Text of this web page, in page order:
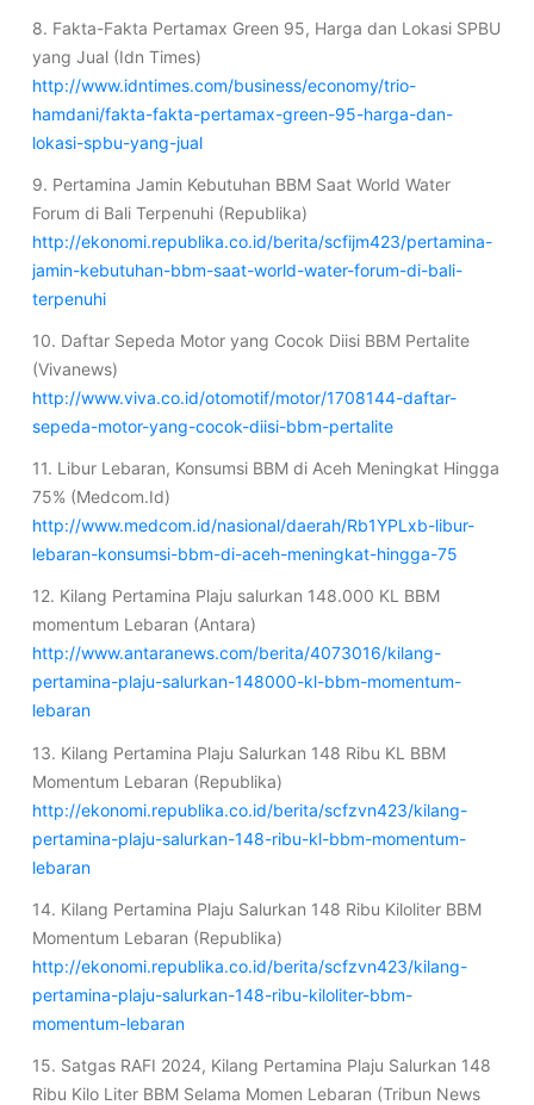
8. Fakta-Fakta Pertamax Green 95, Harga dan Lokasi SPBU
yang Jual (Idn Times)
http://www.idntimes.com/business/economy/trio-
hamdani/fakta-fakta-pertamax-green-95-harga-dan-
lokasi-spbu-yang-jual
9. Pertamina Jamin Kebutuhan BBM Saat World Water
Forum di Bali Terpenuhi (Republika)
http://ekonomi.republika.co.id/berita/scfijm423/pertamina-
jamin-kebutuhan-bbm-saat-world-water-forum-di-bali-
terpenuhi
10. Daftar Sepeda Motor yang Cocok Diisi BBM Pertalite
(Vivanews)
http://www.viva.co.id/otomotif/motor/1708144-daftar-
sepeda-motor-yang-cocok-diisi-bbm-pertalite
11. Libur Lebaran, Konsumsi BBM di Aceh Meningkat Hingga
75% (Medcom.Id)
http://www.medcom.id/nasional/daerah/Rb1YPLxb-libur-
lebaran-konsumsi-bbm-di-aceh-meningkat-hingga-75
12. Kilang Pertamina Plaju salurkan 148.000 KL BBM
momentum Lebaran (Antara)
http://www.antaranews.com/berita/4073016/kilang-
pertamina-plaju-salurkan-148000-kl-bbm-momentum-
lebaran
13. Kilang Pertamina Plaju Salurkan 148 Ribu KL BBM
Momentum Lebaran (Republika)
http://ekonomi.republika.co.id/berita/scfzvn423/kilang-
pertamina-plaju-salurkan-148-ribu-kl-bbm-momentum-
lebaran
14. Kilang Pertamina Plaju Salurkan 148 Ribu Kiloliter BBM
Momentum Lebaran (Republika)
http://ekonomi.republika.co.id/berita/scfzvn423/kilang-
pertamina-plaju-salurkan-148-ribu-kiloliter-bbm-
momentum-lebaran
15. Satgas RAFI 2024, Kilang Pertamina Plaju Salurkan 148
Ribu Kilo Liter BBM Selama Momen Lebaran (Tribun News